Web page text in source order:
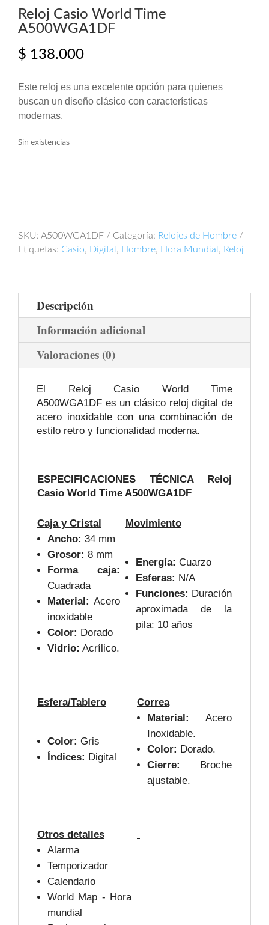
Reloj Casio World Time
A500WGA1DF
$ 138.000
Este reloj es una excelente opción para quienes
buscan un diseño clásico con características
modernas.
Sin existencias
SKU: A500WGA1DF Categoría: Relojes de Hombre
Etiquetas: Casio, Digital , Hombre, Hora Mundial , Reloj
Descripción
Información adicional
Valoraciones (0)
El Reloj Casio World Time
A500WGA1DF es un clásico reloj digital de
acero inoxidable con una combinación de
estilo retro y funcionalidad moderna.
ESPECIFICACIONES TÉCNICA Reloj
Casio World Time A500WGA1DF
Caja y Cristal
Movimiento
Ancho: 34 mm
Grosor: 8 mm
Forma caja:
Cuadrada
Material: Acero
inoxidable
Color: Dorado
Vidrio: Acrílico.
Energía: Cuarzo
Esferas: N/A
Funciones: Duración
aproximada de la
pila: 10 años
Esfera/Tablero Correa
Color: Gris
Índices: Digital
Material:
Acero
Inoxidable.
Color: Dorado.
Cierre:
Broche
ajustable.
Otros detalles
Alarma
Temporizador
Calendario
World Map - Hora
mundial